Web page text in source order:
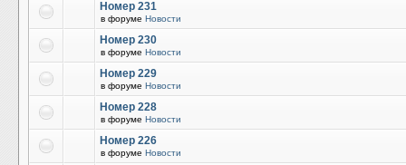
Номер 231
в форуме Новости
Номер 230
в форуме Новости
Номер 229
в форуме Новости
Номер 228
в форуме Новости
Номер 226
в форуме Новости